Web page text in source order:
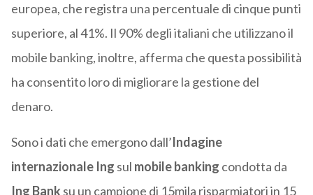
europea, che registra una percentuale di cinque punti
superiore, al 41%. Il 90% degli italiani che utilizzano il
mobile banking, inoltre, afferma che questa possibilità
ha consentito loro di migliorare la gestione del
denaro.
Sono i dati che emergono dall’Indagine
internazionale Ing sul mobile banking condotta da
Ing Banksu un campione di 15mila risparmiatori in 15